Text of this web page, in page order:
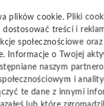
stabilności
, nawet 200m2 bez
pomiędzy
do otwartych
z salonem,
plików cookie. Pliki
dostosować treści i
społecznościowe
Informacje o Twojej
naszym
i
te dane z innymi